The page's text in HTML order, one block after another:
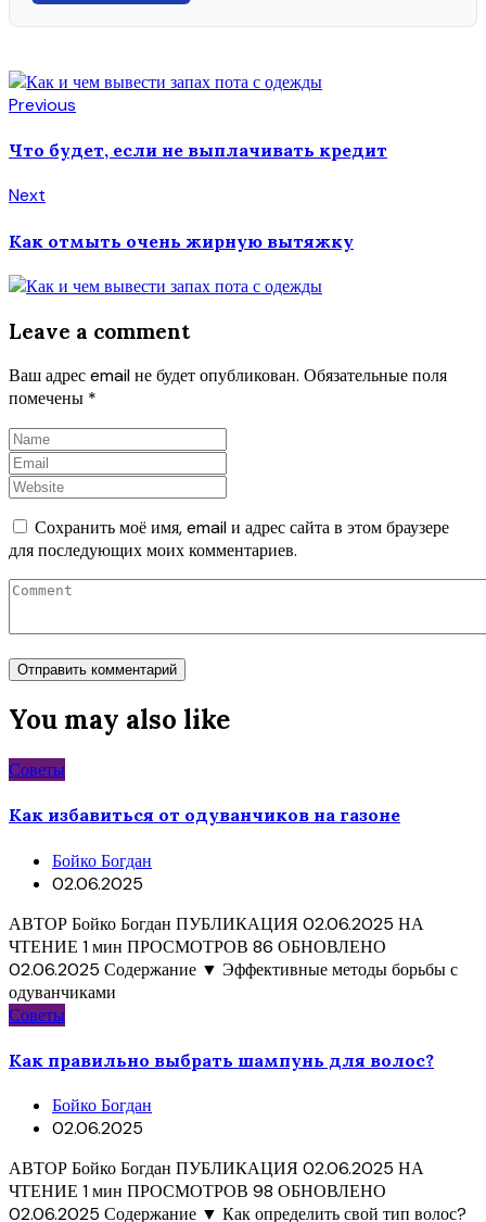
Previous
Что будет, если не выплачивать кредит
Next
Как отмыть очень жирную вытяжку
Leave a comment
Ваш адрес email не будет опубликован. Обязательные поля
помечены *
Сохранить моё имя, email и адрес сайта в этом браузере
для последующих моих комментариев.
You may also like
Советы
Как избавиться от одуванчиков на газоне
Бойко Богдан
02.06.2025
АВТОР Бойко Богдан ПУБЛИКАЦИЯ 02.06.2025 НА
ЧТЕНИЕ 1 мин ПРОСМОТРОВ 86 ОБНОВЛЕНО
02.06.2025 Содержание ▼ Эффективные методы борьбы с
одуванчиками
Советы
Как правильно выбрать шампунь для волос?
Бойко Богдан
02.06.2025
АВТОР Бойко Богдан ПУБЛИКАЦИЯ 02.06.2025 НА
ЧТЕНИЕ 1 мин ПРОСМОТРОВ 98 ОБНОВЛЕНО
02.06.2025 Содержание ▼ Как определить свой тип волос?